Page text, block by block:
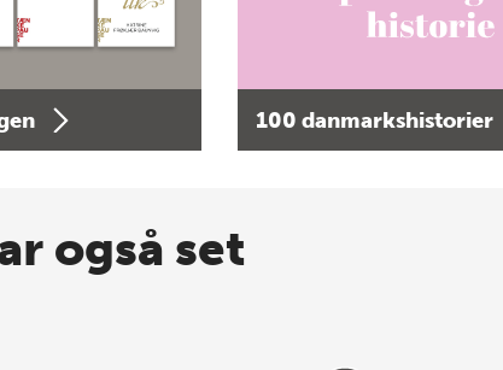
100 danmarkshistorier
også set